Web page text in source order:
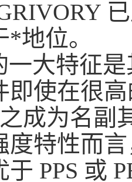
地位。
一大特征
即使在很
成为名副
特性而
PPS 或